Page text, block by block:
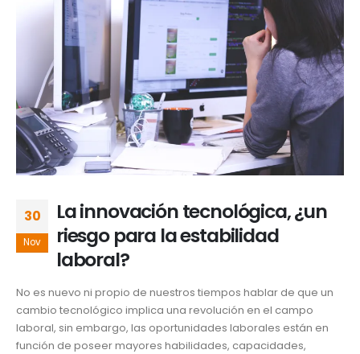
30
Nov
La innovación tecnológica, ¿un
riesgo para la estabilidad
laboral?
No es nuevo ni propio de nuestros tiempos hablar de que un
cambio tecnológico implica una revolución en el campo
laboral, sin embargo, las oportunidades laborales están en
función de poseer mayores habilidades, capacidades,